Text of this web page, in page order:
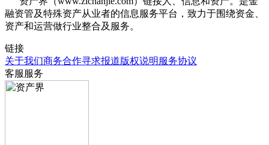
融资管及特殊资产从业者的信息服务平台，致力于围绕资金、
资产和运营做行业整合及服务。
链接
关于我们商务合作寻求报道版权说明 服务协议
客服服务